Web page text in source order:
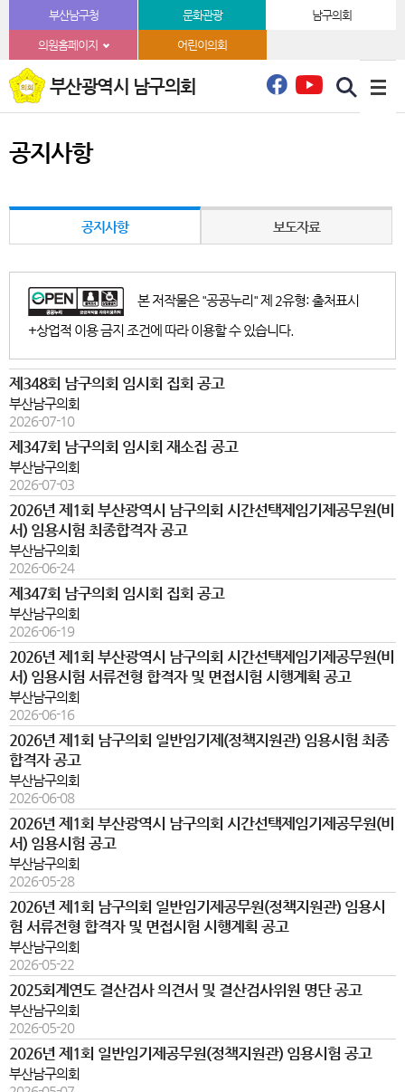
본문바로가기부산남구청 문화관광 남구의회
의원홈페이지 어린이의회
부산광역시 남구의회
공지사항
공지사항 보도자료
본 저작물은 "공공누리" 제 2유형: 출처표시
+상업적 이용 금지 조건에 따라 이용할 수 있습니다.
제348회 남구의회 임시회 집회 공고
부산남구의회
2026-07-10
제347회 남구의회 임시회 재소집 공고
부산남구의회
2026-07-03
2026년 제1회 부산광역시 남구의회 시간선택제임기제공무원(비
서) 임용시험 최종합격자 공고
부산남구의회
2026-06-24
제347회 남구의회 임시회 집회 공고
부산남구의회
2026-06-19
2026년 제1회 부산광역시 남구의회 시간선택제임기제공무원(비
서) 임용시험 서류전형 합격자 및 면접시험 시행계획 공고
부산남구의회
2026-06-16
2026년 제1회 남구의회 일반임기제(정책지원관) 임용시험 최종
합격자 공고
부산남구의회
2026-06-08
2026년 제1회 부산광역시 남구의회 시간선택제임기제공무원(비
서) 임용시험 공고
부산남구의회
2026-05-28
2026년 제1회 남구의회 일반임기제공무원(정책지원관) 임용시
험 서류전형 합격자 및 면접시험 시행계획 공고
부산남구의회
2026-05-22
2025회계연도 결산검사 의견서 및 결산검사위원 명단 공고
부산남구의회
2026-05-20
2026년 제1회 일반임기제공무원(정책지원관) 임용시험 공고
부산남구의회